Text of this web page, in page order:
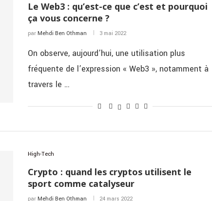
Le Web3 : qu’est-ce que c’est et pourquoi
ça vous concerne ?
par Mehdi Ben Othman 3 mai 2022
On observe, aujourd’hui, une utilisation plus
fréquente de l’expression « Web3 », notamment à
travers le …
High-Tech
Crypto : quand les cryptos utilisent le
sport comme catalyseur
par Mehdi Ben Othman 24 mars 2022